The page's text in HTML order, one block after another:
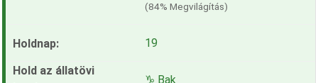
(84% Megvilágítás)
19
♑ Bak